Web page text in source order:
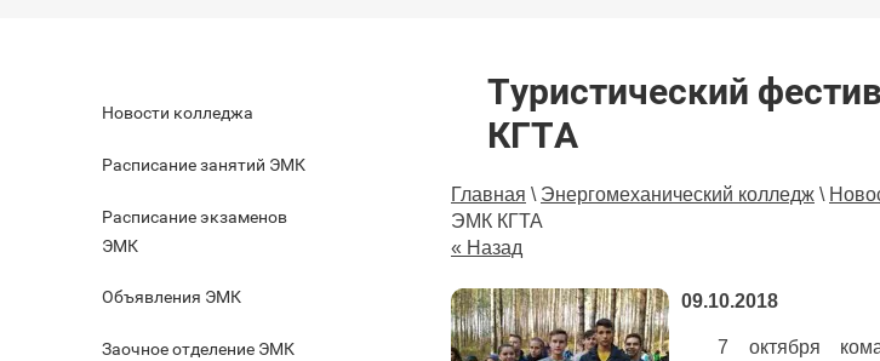
Новости колледжа
Расписание занятий ЭМК
Расписание экзаменов
ЭМК
Объявления ЭМК
Заочное отделение ЭМК
Туристический
КГТА
Главная \ Энергомеханический колледж \
ЭМК КГТА
« Назад
09.10.2018
7 октября